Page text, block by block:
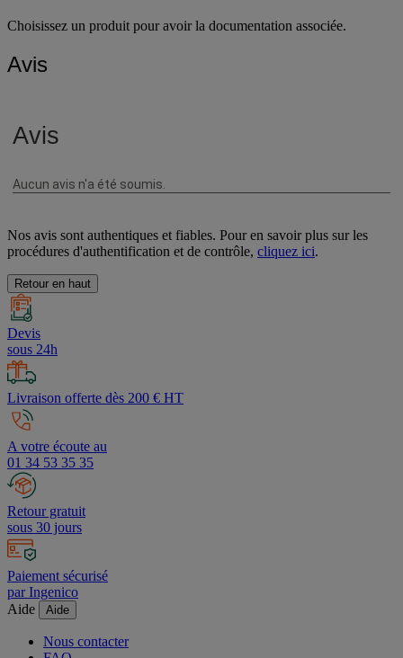
Choisissez un produit pour avoir la documentation associée.
Avis
Nos avis sont authentiques et fiables. Pour en savoir plus sur les
procédures d'authentification et de contrôle, cliquez ici.
Retour en haut
Devis
sous 24h
Livraison offerte dès 200 € HT
A votre écoute au
01 34 53 35 35
Retour gratuit
sous 30 jours
Paiement sécurisé
par Ingenico
Aide
Aide
Nous contacter